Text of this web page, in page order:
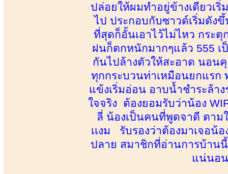
ปล่อยให้ผมทำอยู่ข้างเดียวเ
ไป ประกอบกับซาวด์เริ่มดัง
ที่สุดก็อั้นเอาไว้ไม่ไหว กระ
ฝนก็ตกหนักมากๆแล้ว 555
กันไปล้างตัวให้สะอาด นอน
ทุกกระบวนท่าเหมือนยกแรก
แข้งเริ่มอ่อน อาบน้ำชำระล้า
ใจจริง ต้องยอมรับว่าน้อง
ลี่ น้องเป็นคนที่พูดจาดี ตาม
เเงม รับรองว่าต้องมาเจอน้
ปลาย สมาชิกที่อ่านการบ้าน
แน่นอ